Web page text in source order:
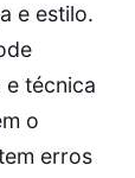
e estilo.
e técnica
o
erros